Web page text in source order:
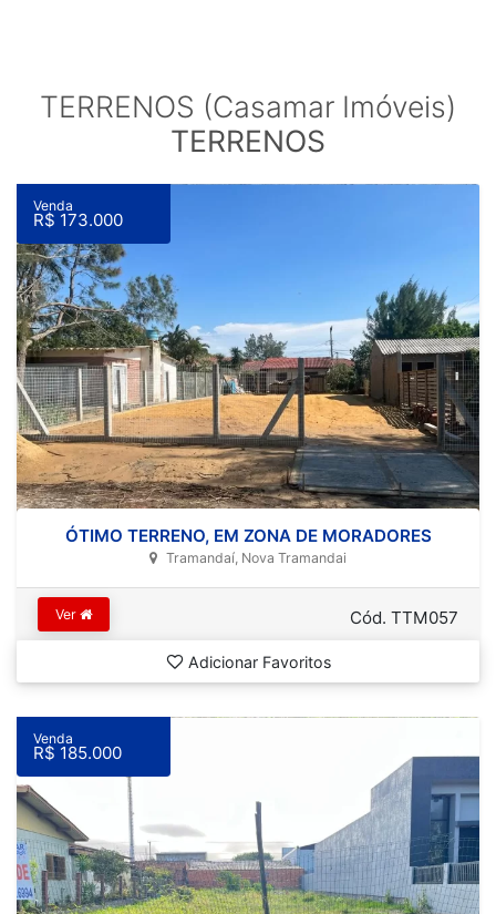
TERRENOS (Casamar Imóveis)
TERRENOS
Venda
R$ 173.000
ÓTIMO TERRENO, EM ZONA DE MORADORES
Tramandaí, Nova Tramandai
Ver Cód. TTM057
Adicionar Favoritos
Venda
R$ 185.000